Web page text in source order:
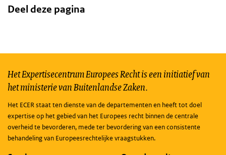
Deel deze pagina
Het Expertisecentrum Europees Recht is een initiatief van
het ministerie van Buitenlandse Zaken.
Het ECER staat ten dienste van de departementen en heeft tot doel
expertise op het gebied van het Europees recht binnen de centrale
overheid te bevorderen, mede ter bevordering van een consistente
behandeling van Europeesrechtelijke vraagstukken.